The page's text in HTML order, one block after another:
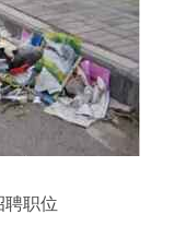
聘职位